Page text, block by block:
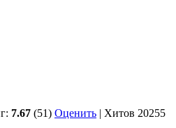
7.67 (51) Оценить | Хитов 20255